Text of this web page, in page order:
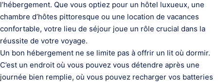
l’hébergement. Que vous optiez pour un hôtel luxueux, une
chambre d’hôtes pittoresque ou une location de vacances
confortable, votre lieu de séjour joue un rôle crucial dans la
réussite de votre voyage.
Un bon hébergement ne se limite pas à offrir un lit où dormir.
C’est un endroit où vous pouvez vous détendre après une
journée bien remplie, où vous pouvez recharger vos batteries